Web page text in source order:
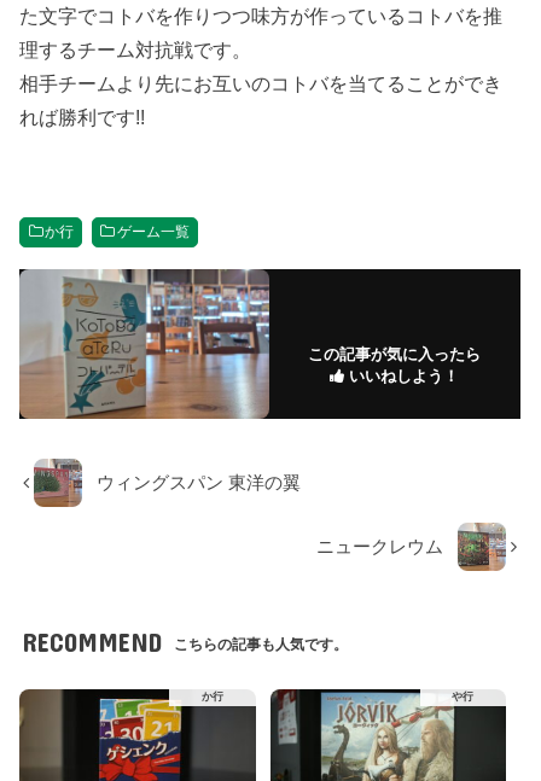
た文字でコトバを作りつつ味方が作っているコトバを推
理するチーム対抗戦です。
相手チームより先にお互いのコトバを当てることができ
れば勝利です!!
か行 ゲーム一覧
この記事が気に入ったら
いいねしよう！
ウィングスパン 東洋の翼
ニュークレウム
RECOMMEND こちらの記事も人気です。
か行 や行